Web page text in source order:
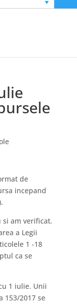
de
incepand
si am verificat.
a Legii
1 -18
ca se
1 iulie. Unii
153/2017 se